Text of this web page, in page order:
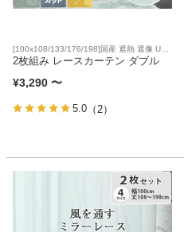
[100x108/133/176/198]国産 遮熱 遮像 UV
カット 洗濯可
2枚組み レースカーテン ダブル
¥3,290 〜
5.0 （2）